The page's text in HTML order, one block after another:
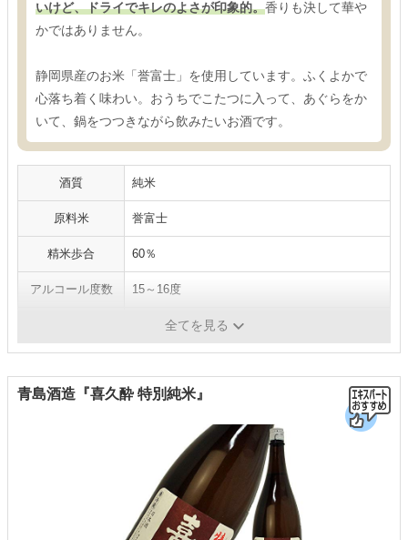
いけど、ドライでキレのよさが印象的。香りも決して華や
かではありません。
静岡県産のお米「誉富士」を使用しています。ふくよかで
心落ち着く味わい。おうちでこたつに入って、あぐらをか
いて、鍋をつつきながら飲みたいお酒です。
酒質 純米
原料米 誉富士
精米歩合 60％
アルコール度数 15～16度
1800ml全てを見る
青島酒造『喜久酔 特別純米』